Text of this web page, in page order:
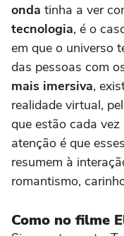
onda tinha a ver
tecnologia, é o
em que o universo
das pessoas com
mais imersiva,
realidade virtual,
que estão cada
atenção é que
resumem à
romantismo,
Como no filme